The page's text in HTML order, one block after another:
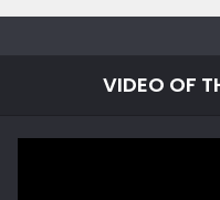
VIDEO OF